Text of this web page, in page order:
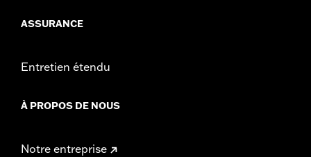
ASSURANCE
Entretien étendu
À PROPOS DE NOUS
Notre entreprise